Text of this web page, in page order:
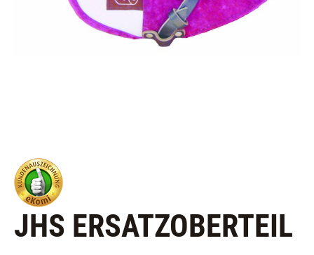
JHS ERSATZOBERTEIL